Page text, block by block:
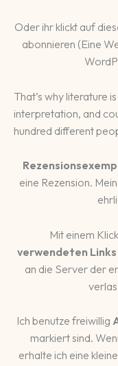
Oder ihr klickt auf
abonnieren (Eine
That’s why literature
interpretation, and
hundred different
eine Rezension.
Mit einem
verwendeten Links
an die Server der
Ich benutze freiwillig
markiert sind.
erhalte ich eine